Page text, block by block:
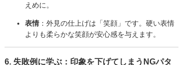
えめに。
表情 ：外見の仕上げは「笑顔」です。硬い表情
よりも柔らかな笑顔が安心感を与えます。
6. 失敗例に学ぶ：印象を下げてしまうNGパタ